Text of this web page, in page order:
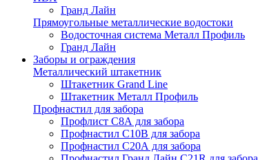
Гранд Лайн
Прямоугольные металлические водостоки
Водосточная система Металл Профиль
Гранд Лайн
Заборы и ограждения
Металлический штакетник
Штакетник Grand Line
Штакетник Металл Профиль
Профнастил для забора
Профлист С8А для забора
Профнастил С10В для забора
Профнастил С20А для забора